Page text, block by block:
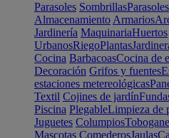
Parasoles SombrillasParasoles
Almacenamiento Armarios
Jardinería MaquinariaHuertos
UrbanosRiegoPlantas
Cocina BarbacoasCocina de
Decoración Grifos y fuentes
estaciones metereológicas
Textil Cojines de jardín
Piscina PlegableLimpieza de
Juguetes Columpios
Mascotas ComederosJaulas